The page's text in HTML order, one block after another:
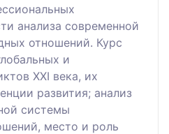
анализа современной
отношений. Курс
и
ХХI века, их
развития; анализ
системы
место и роль